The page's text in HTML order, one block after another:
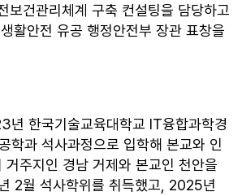
보건관리체계 구축 컨설팅을 담당하고
활안전 유공 행정안전부 장관 표창을
년 한국기술교육대학교 IT융합과학경
학과 석사과정으로 입학해 본교와 인
거주지인 경남 거제와 본교인 천안을
2월 석사학위를 취득했고, 2025년